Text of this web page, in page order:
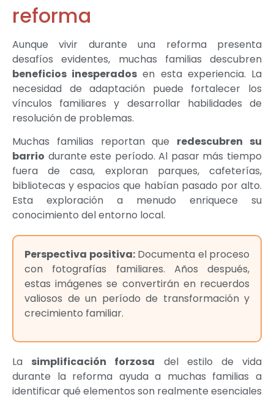
reforma
Aunque vivir durante una reforma presenta
desafíos evidentes, muchas familias descubren
beneficios inesperados en esta experiencia. La
necesidad de adaptación puede fortalecer los
vínculos familiares y desarrollar habilidades de
resolución de problemas.
Muchas familias reportan que redescubren su
barrio durante este período. Al pasar más tiempo
fuera de casa, exploran parques, cafeterías,
bibliotecas y espacios que habían pasado por alto.
Esta exploración a menudo enriquece su
conocimiento del entorno local.
Perspectiva positiva:Documenta el proceso
con fotografías familiares. Años después,
estas imágenes se convertirán en recuerdos
valiosos de un período de transformación y
crecimiento familiar.
La simplificación forzosa del estilo de vida
durante la reforma ayuda a muchas familias a
identificar qué elementos son realmente esenciales